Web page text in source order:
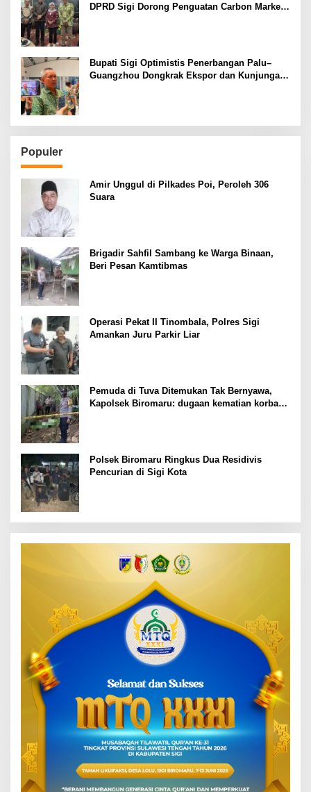
DPRD Sigi Dorong Penguatan Carbon Market
Bupati Sigi Optimistis Penerbangan Palu–
Guangzhou Dongkrak Ekspor dan Kunjungan
Populer
Amir Unggul di Pilkades Poi, Peroleh 306
Suara
Brigadir Sahfil Sambang ke Warga Binaan,
Beri Pesan Kamtibmas
Operasi Pekat II Tinombala, Polres Sigi
Amankan Juru Parkir Liar
Pemuda di Tuva Ditemukan Tak Bernyawa,
Kapolsek Biromaru: dugaan kematian korban
Polsek Biromaru Ringkus Dua Residivis
Pencurian di Sigi Kota